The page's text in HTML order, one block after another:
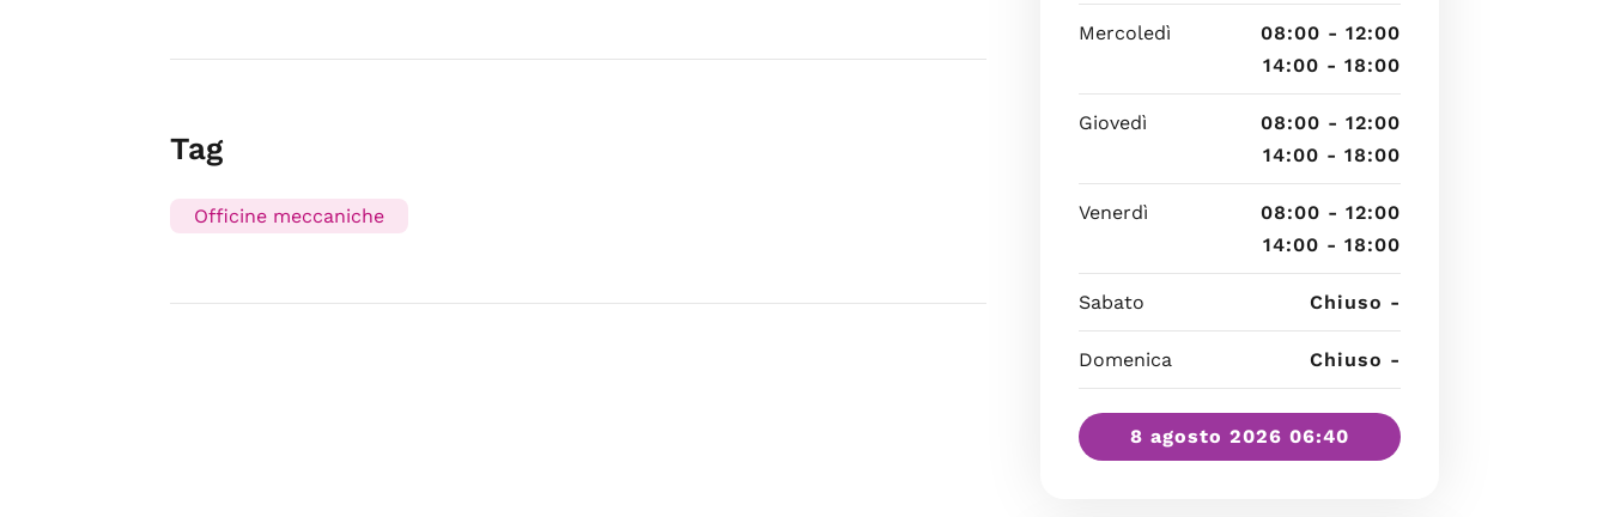
Tag
Officine meccaniche
Mercoledì
08:00 - 12:00
14:00 - 18:00
Giovedì
08:00 - 12:00
14:00 - 18:00
Venerdì
08:00 - 12:00
14:00 - 18:00
Sabato Chiuso -
Domenica Chiuso -
8 agosto 2026 06:40